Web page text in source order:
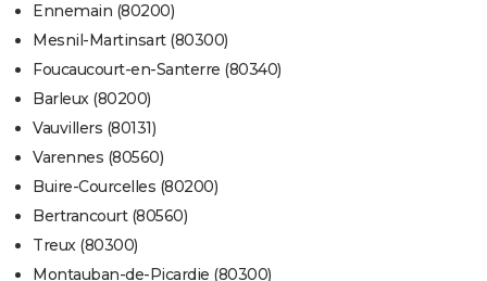
Ennemain (80200)
Mesnil-Martinsart (80300)
Foucaucourt-en-Santerre (80340)
Barleux (80200)
Vauvillers (80131)
Varennes (80560)
Buire-Courcelles (80200)
Bertrancourt (80560)
Treux (80300)
Montauban-de-Picardie (80300)